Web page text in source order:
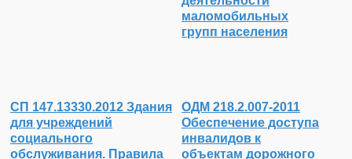
маломобильных
групп населения
СП 147.13330.2012 Здания
для учреждений
социального
обслуживания. Правила
ОДМ 218.2.007-2011
Обеспечение доступа
инвалидов к
объектам дорожного